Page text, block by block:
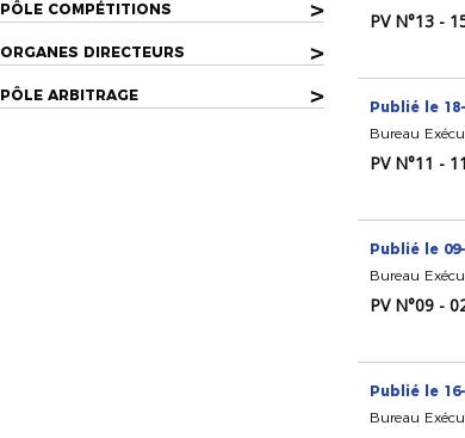
PÔLE COMPÉTITIONS >
ORGANES DIRECTEURS >
PÔLE ARBITRAGE >
PV N°13 -
Publié le
Bureau
PV N°11 -
Publié le
Bureau
PV N°09 -
Publié le
Bureau